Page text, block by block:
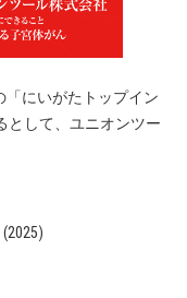
「にいがたトップイン
として、ユニオンツー